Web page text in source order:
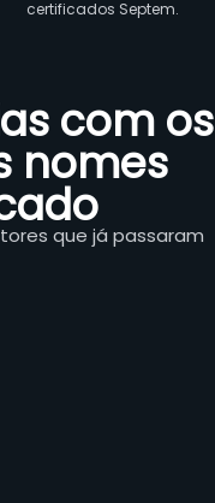
certificados Septem.
com os
nomes
que já passaram